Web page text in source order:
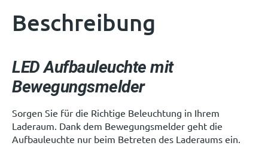
Beschreibung
LED Aufbauleuchte mit
Bewegungsmelder
Sorgen Sie für die Richtige Beleuchtung in Ihrem
Laderaum. Dank dem Bewegungsmelder geht die
Aufbauleuchte nur beim Betreten des Laderaums ein.